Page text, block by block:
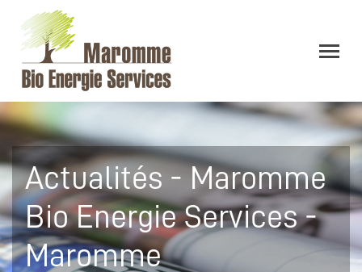
Actualités - Maromme
Bio Energie Services -
Maromme